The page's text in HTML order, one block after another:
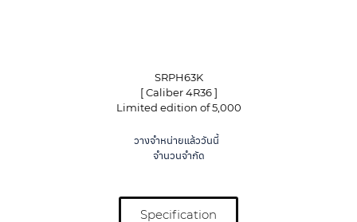
SRPH63K
[ Caliber 4R36 ]
Limited edition of 5,000
วางจำหน่ายแล้ววันนี้
จำนวนจำกัด
Specification